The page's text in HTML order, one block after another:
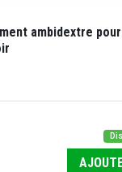
ambidextre pour